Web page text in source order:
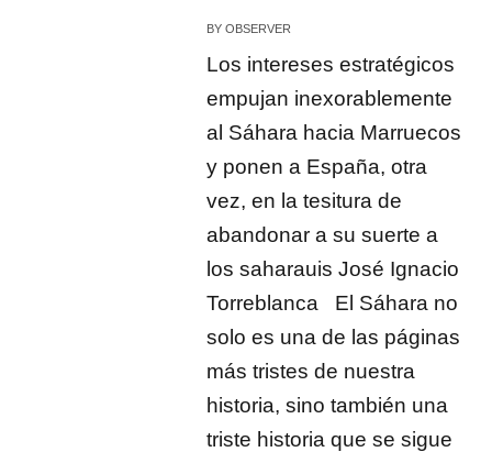
BYOBSERVER
Los intereses estratégicos
empujan inexorablemente
al Sáhara hacia Marruecos
y ponen a España, otra
vez, en la tesitura de
abandonar a su suerte a
los saharauis José Ignacio
Torreblanca El Sáhara no
solo es una de las páginas
más tristes de nuestra
historia, sino también una
triste historia que se sigue